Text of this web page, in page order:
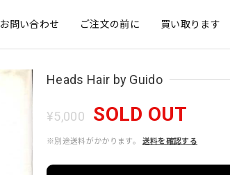
お問い合わせ ご注文の前に 買い取ります
Heads Hair by Guido
¥5,000 SOLD OUT
※別途送料がかかります。 送料を確認する